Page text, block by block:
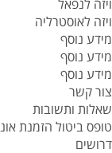
ויזה לנפאל
ויזה לאוסטרליה
מידע נוסף
מידע נוסף
מידע נוסף
צור קשר
שאלות ותשובות
טופס ביטול הזמנת
דרושים